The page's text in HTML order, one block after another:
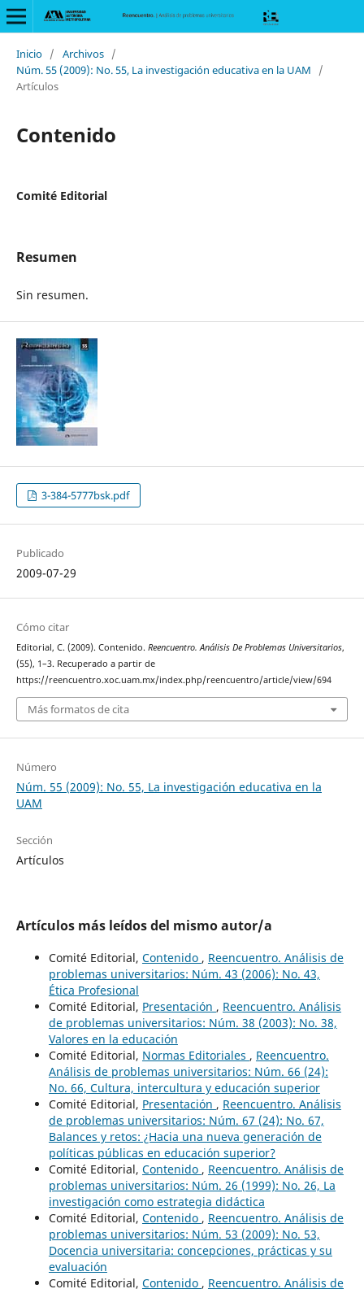
Inicio / Archivos /
Núm. 55 (2009): No. 55, La investigación educativa en la UAM
/
Artículos
Contenido
Comité Editorial
Resumen
Sin resumen.
3-384-5777bsk.pdf
Publicado
2009-07-29
Cómo citar
Editorial, C. (2009). Contenido. Reencuentro. Análisis De Problemas Universitarios,
(55), 1–3. Recuperado a partir de
https://reencuentro.xoc.uam.mx/index.php/reencuentro/article/view/694
Más formatos de cita
Número
Núm. 55 (2009): No. 55, La investigación educativa en la
UAM
Sección
Artículos
Artículos más leídos del mismo autor/a
Comité Editorial, Contenido , Reencuentro. Análisis de
problemas universitarios: Núm. 43 (2006): No. 43,
Ética Profesional
Comité Editorial, Presentación , Reencuentro. Análisis
de problemas universitarios: Núm. 38 (2003): No. 38,
Valores en la educación
Comité Editorial, Normas Editoriales , Reencuentro.
Análisis de problemas universitarios: Núm. 66 (24):
No. 66, Cultura, intercultura y educación superior
Comité Editorial, Presentación , Reencuentro. Análisis
de problemas universitarios: Núm. 67 (24): No. 67,
Balances y retos: ¿Hacia una nueva generación de
políticas públicas en educación superior?
Comité Editorial, Contenido , Reencuentro. Análisis de
problemas universitarios: Núm. 26 (1999): No. 26, La
investigación como estrategia didáctica
Comité Editorial, Contenido , Reencuentro. Análisis de
problemas universitarios: Núm. 53 (2009): No. 53,
Docencia universitaria: concepciones, prácticas y su
evaluación
Comité Editorial, Contenido , Reencuentro. Análisis de